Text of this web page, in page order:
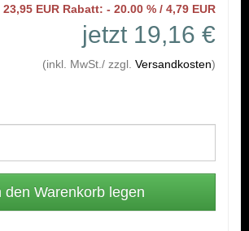
EUR Rabatt: - 20.00 % / 4,79 EUR
jetzt 19,16 €
(inkl. MwSt./ zzgl. Versandkosten)